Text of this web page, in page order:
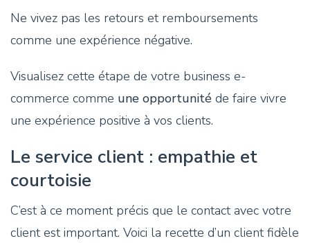
Ne vivez pas les retours et remboursements
comme une expérience négative.
Visualisez cette étape de votre business e-
commerce comme une opportunité de faire vivre
une expérience positive à vos clients.
Le service client : empathie et
courtoisie
C’est à ce moment précis que le contact avec votre
client est important. Voici la recette d’un client fidèle